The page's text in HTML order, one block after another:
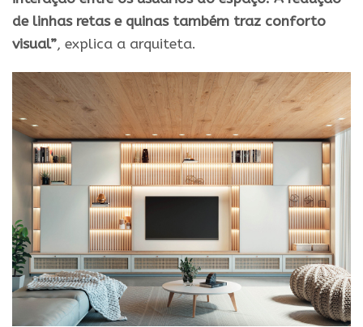
de linhas retas e quinas também traz conforto
visual”, explica a arquiteta.